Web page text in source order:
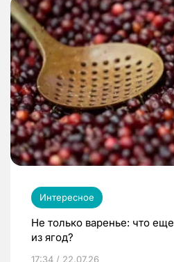
Интересное
Не только варенье: что
из ягод?
17:34 / 22.07.26